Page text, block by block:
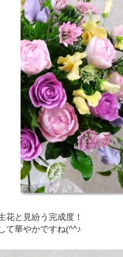
花と見紛う完成度！
て華やかですね(^^♪